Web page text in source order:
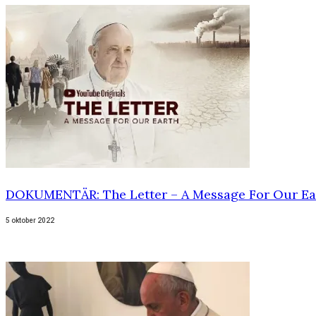
DOKUMENTÄR: The Letter – A Message For Our
5 oktober 2022